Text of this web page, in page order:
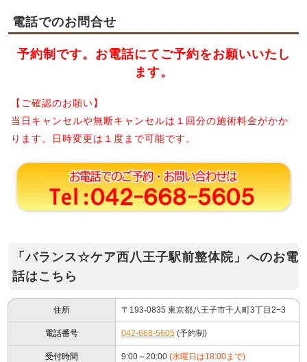
電話でのお問合せ
予約制です。お電話にてご予約をお願いいたし
ます。
【ご確認のお願い】
当日キャンセルや無断キャンセルは１回分の施術料金がかか
ります。日時変更は１度まで可能です。
「バランス☆ケア西八王子駅前整体院」へのお電
話はこちら
住所 〒193-0835 東京都八王子市千人町3丁目2−3
電話番号 042-668-5605(予約制)
受付時間 9:00～20:00 (水曜日は18:00まで)